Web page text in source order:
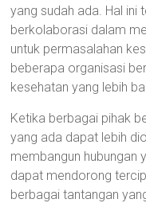
yang sudah ada. Hal ini
berkolaborasi dalam
untuk permasalahan
beberapa organisasi
kesehatan yang lebih
Ketika berbagai pihak
yang ada dapat lebih
membangun hubungan
dapat mendorong
berbagai tantangan